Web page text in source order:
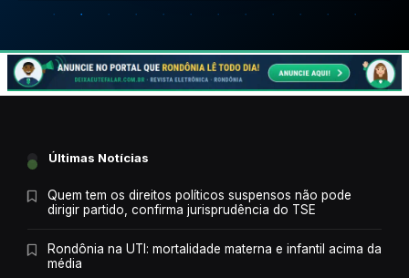
Últimas Notícias
Quem tem os direitos políticos suspensos não pode
dirigir partido, confirma jurisprudência do TSE
Rondônia na UTI: mortalidade materna e infantil acima da
média